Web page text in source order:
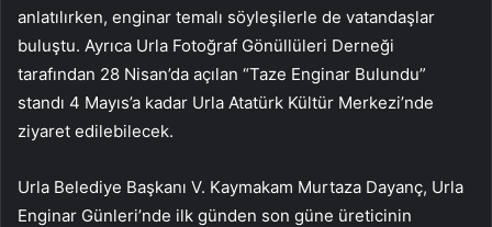
anlatılırken, enginar temalı söyleşilerle de vatandaşlar
buluştu. Ayrıca Urla Fotoğraf Gönüllüleri Derneği
tarafından 28 Nisan’da açılan “Taze Enginar Bulundu”
standı 4 Mayıs’a kadar Urla Atatürk Kültür Merkezi’nde
ziyaret edilebilecek.
Urla Belediye Başkanı V. Kaymakam Murtaza Dayanç, Urla
Enginar Günleri’nde ilk günden son güne üreticinin